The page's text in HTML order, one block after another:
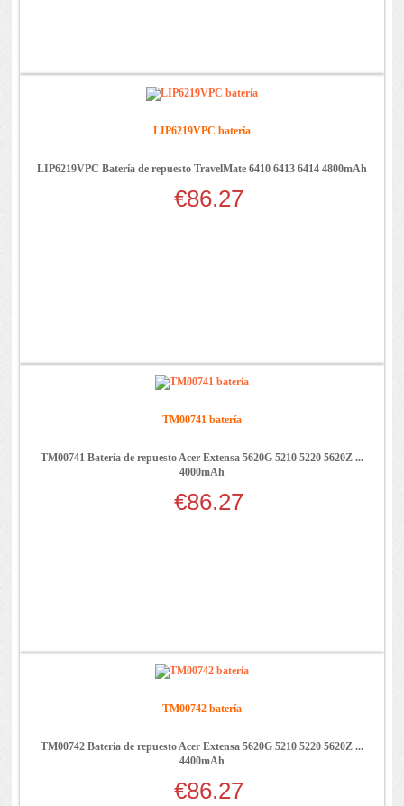
LIP6219VPC batería
LIP6219VPC Batería de repuesto TravelMate 6410 6413 6414 4800mAh
€86.27
TM00741 batería
TM00741 Batería de repuesto Acer Extensa 5620G 5210 5220 5620Z ...
4000mAh
€86.27
TM00742 batería
TM00742 Batería de repuesto Acer Extensa 5620G 5210 5220 5620Z ...
4400mAh
€86.27